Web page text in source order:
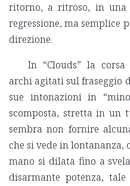
ritorno, a ritroso, in una
regressione, ma semplice
direzione.
In “Clouds” la
archi agitati sul fraseggio
sue intonazioni in
scomposta, stretta in un
sembra non fornire
che si vede in lontananza,
mano si dilata fino a
disarmante potenza,